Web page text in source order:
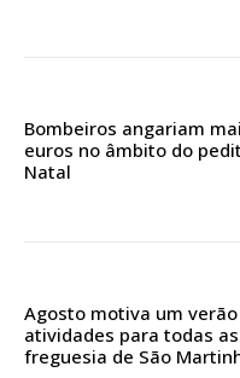
Edição em papel
casa
Acesso ao
Acesso aos
Bombeiros angariam
euros no âmbito do
Natal
Agosto motiva um
atividades para todas
freguesia de São